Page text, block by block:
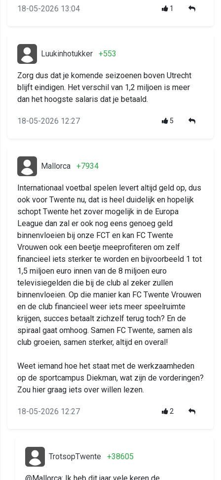
18-05-2026 13:04 1
Luukinhotukker +553
Zorg dus dat je komende seizoenen boven Utrecht
blijft eindigen. Het verschil van 1,2 miljoen is meer
dan het hoogste salaris dat je betaald.
18-05-2026 12:27 5
Mallorca +7934
Internationaal voetbal spelen levert altijd geld op, dus
ook voor Twente nu, dat is heel duidelijk en hopelijk
schopt Twente het zover mogelijk in de Europa
League dan zal er ook nog eens genoeg geld
binnenvloeien bij onze FCT en kan FC Twente
Vrouwen ook een beetje meeprofiteren om zelf
financieel iets sterker te worden en bijvoorbeeld 1 tot
1,5 miljoen euro innen van de 8 miljoen euro
televisiegelden die bij de club al zeker zullen
binnenvloeien. Op die manier kan FC Twente Vrouwen
en de club financieel weer iets meer speelruimte
krijgen, succes betaalt zichzelf terug toch? En de
spiraal gaat omhoog. Samen FC Twente, samen als
club groeien, samen sterker, altijd en overal!
Weet iemand hoe het staat met de werkzaamheden
op de sportcampus Diekman, wat zijn de vorderingen?
Zou hier graag iets over willen lezen.
18-05-2026 12:27 2
TrotsopTwente +38605